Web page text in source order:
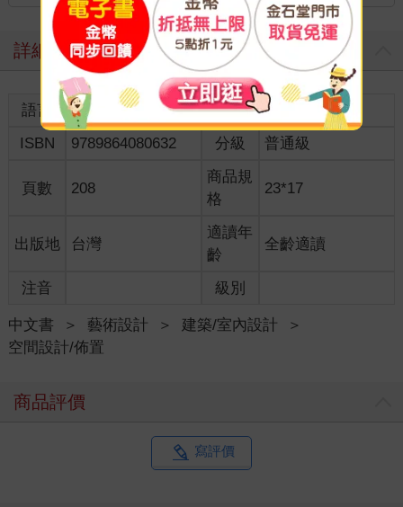
詳細資料
語言 中文繁體 裝訂
紙本平裝
ISBN
9789864080632 分級 普通級
頁數 208
商品規
格
23*17
出版地 台灣
適讀年
齡
全齡適讀
注音 級別
中文書 ＞ 藝術設計 ＞ 建築/室內設計
＞
空間設計/佈置
商品評價
寫評價